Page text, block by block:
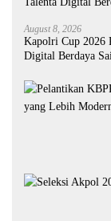
August 8, 2026
Kapolri Cup 2026
Digital Berdaya